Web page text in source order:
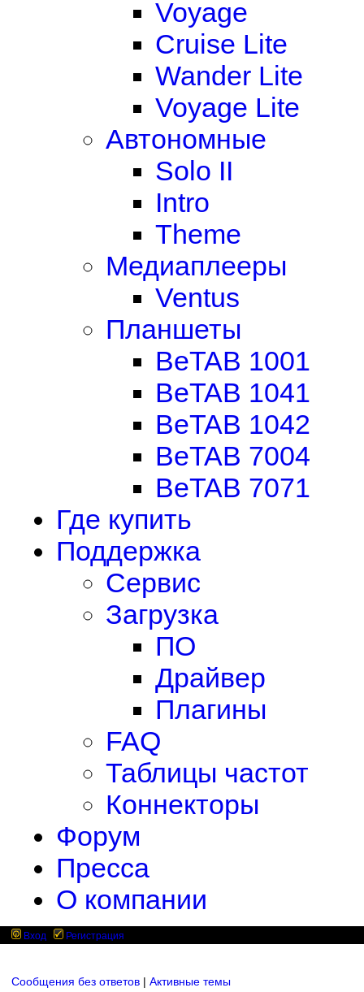
Voyage
Cruise Lite
Wander Lite
Voyage Lite
Автономные
Solo II
Intro
Theme
Медиаплееры
Ventus
Планшеты
BeTAB 1001
BeTAB 1041
BeTAB 1042
BeTAB 7004
BeTAB 7071
Где купить
Поддержка
Сервис
Загрузка
ПО
Драйвер
Плагины
FAQ
Таблицы частот
Коннекторы
Форум
Пресса
О компании
Вход Регистрация
Сообщения без ответов | Активные темы